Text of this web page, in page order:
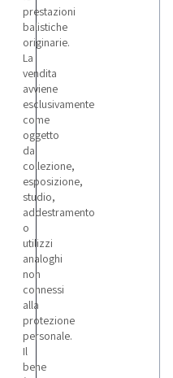
prestazioni
balistiche
originarie.
La
vendita
avviene
esclusivamente
come
oggetto
da
collezione,
esposizione,
studio,
addestramento
o
utilizzi
analoghi
non
connessi
alla
protezione
personale.
Il
bene